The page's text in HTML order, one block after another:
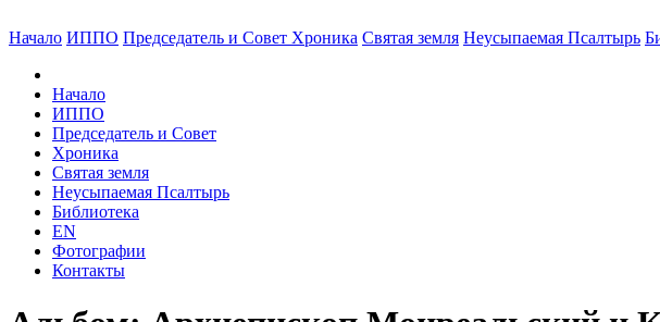
Начало ИППО Председатель и Совет Хроника Святая земля Неусыпаемая Псалтырь
Начало
ИППО
Председатель и Совет
Хроника
Святая земля
Неусыпаемая Псалтырь
Библиотека
EN
Фотографии
Контакты